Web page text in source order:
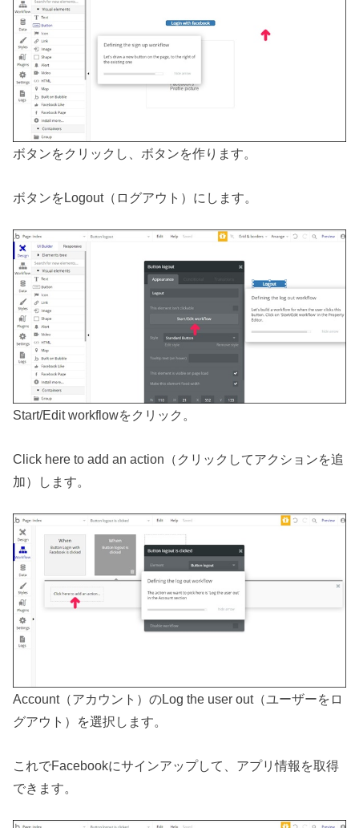
ボタンをクリックし、ボタンを作ります。
ボタンをLogout（ログアウト）にします。
Start/Edit workflowをクリック。
Click here to add an action（クリックしてアクションを追
加）します。
Account（アカウント）のLog the user out（ユーザーをロ
グアウト）を選択します。
これでFacebookにサインアップして、アプリ情報を取得
できます。